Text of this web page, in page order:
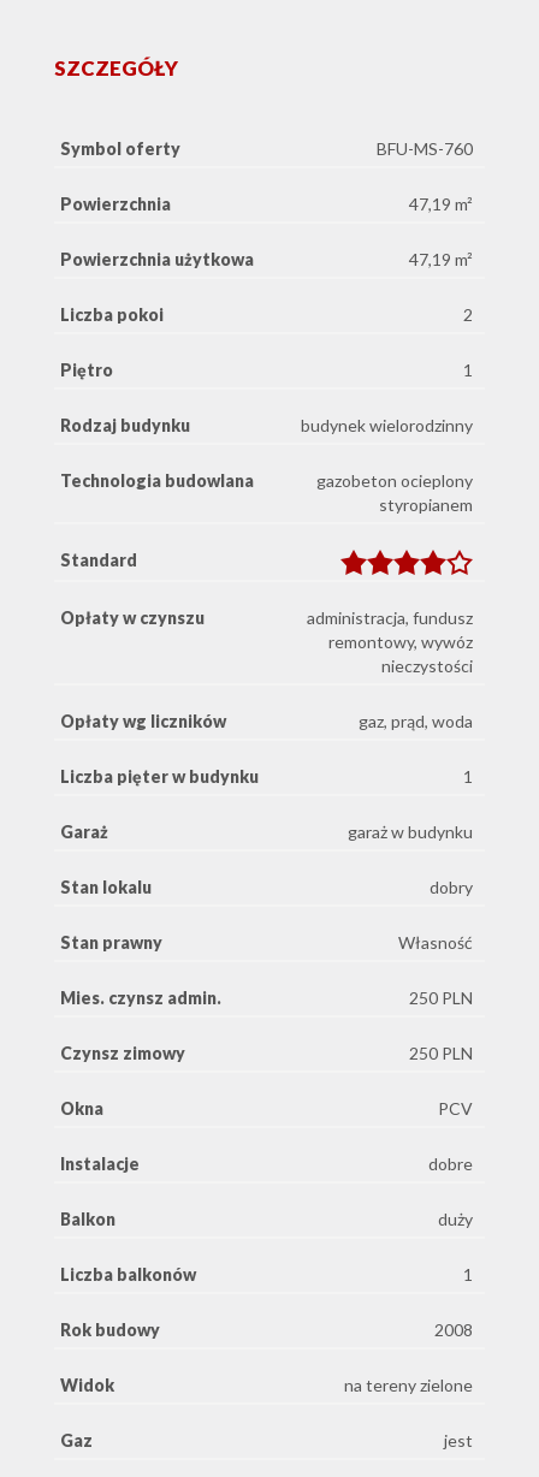
SZCZEGÓŁY
Symbol oferty BFU-MS-760
Powierzchnia 47,19 m²
Powierzchnia użytkowa 47,19 m²
Liczba pokoi 2
Piętro 1
Rodzaj budynku budynek wielorodzinny
Technologia budowlana
gazobeton ocieplony
styropianem
Standard
Opłaty w czynszu
administracja, fundusz
remontowy, wywóz
nieczystości
Opłaty wg liczników gaz, prąd, woda
Liczba pięter w budynku 1
Garaż garaż w budynku
Stan lokalu dobry
Stan prawny Własność
Mies. czynsz admin. 250 PLN
Czynsz zimowy 250 PLN
Okna PCV
Instalacje dobre
Balkon duży
Liczba balkonów 1
Rok budowy 2008
Widok na tereny zielone
Gaz jest